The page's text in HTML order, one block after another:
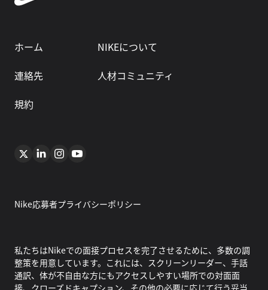
ホーム
NIKEについて
連絡先
人材コミュニティ
規約
Nike応募者プライバシーポリシー
私たちはNikeでの面接プロセスを完了させるために、多数の調
整策を用意しています。これには、スクリーンリーダー、手話
通訳、体が不自由な方にもアクセスしやすい場所での対面面